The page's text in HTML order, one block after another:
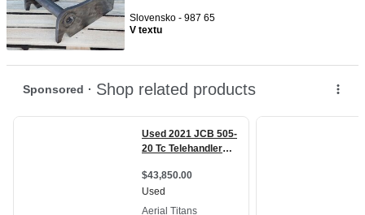
Slovensko - 987 65
V textu